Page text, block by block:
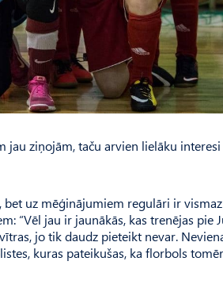
ziņojām, taču arvien lielāku
uz mēģinājumiem regulāri ir
“Vēl jau ir jaunākās, kas trenējas pie
jo tik daudz pieteikt nevar.
kuras pateikušas, ka florbols